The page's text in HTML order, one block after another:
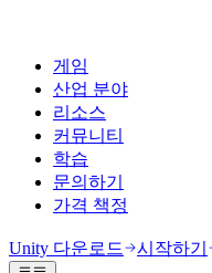
게임
산업 분야
리소스
커뮤니티
학습
문의하기
가격 책정
Unity 다운로드 시작하기